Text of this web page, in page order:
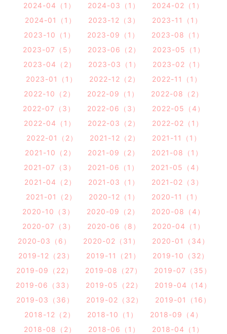
2024-04（1）
2024-03（1）
2024-02（1）
2024-01（1）
2023-12（3）
2023-11（1）
2023-10（1）
2023-09（1）
2023-08（1）
2023-07（5）
2023-06（2）
2023-05（1）
2023-04（2）
2023-03（1）
2023-02（1）
2023-01（1）
2022-12（2）
2022-11（1）
2022-10（2）
2022-09（1）
2022-08（2）
2022-07（3）
2022-06（3）
2022-05（4）
2022-04（1）
2022-03（2）
2022-02（1）
2022-01（2）
2021-12（2）
2021-11（1）
2021-10（2）
2021-09（2）
2021-08（1）
2021-07（3）
2021-06（1）
2021-05（4）
2021-04（2）
2021-03（1）
2021-02（3）
2021-01（2）
2020-12（1）
2020-11（1）
2020-10（3）
2020-09（2）
2020-08（4）
2020-07（3）
2020-06（8）
2020-04（1）
2020-03（6）
2020-02（31）
2020-01（34）
2019-12（23）
2019-11（21）
2019-10（32）
2019-09（22）
2019-08（27）
2019-07（35）
2019-06（33）
2019-05（22）
2019-04（14）
2019-03（36）
2019-02（32）
2019-01（16）
2018-12（2）
2018-10（1）
2018-09（4）
2018-08（2）
2018-06（1）
2018-04（1）